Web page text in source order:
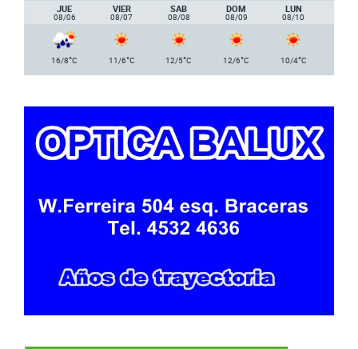
JUE
08/06
VIER
08/07
SAB
08/08
DOM
08/09
LUN
08/10
16/8°C 11/6°C 12/5°C 12/6°C 10/4°C